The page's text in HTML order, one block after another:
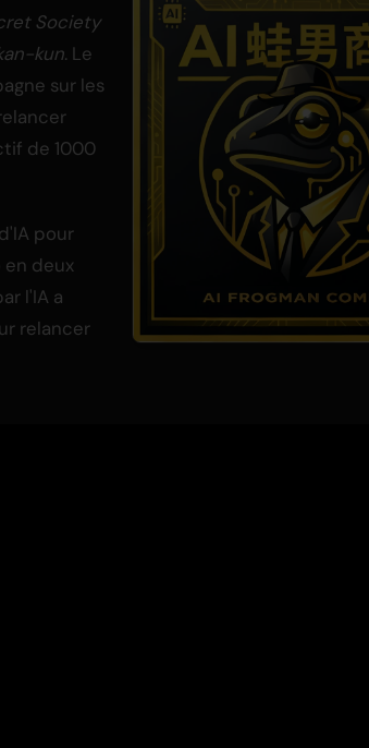
Society
kun. Le
sur les
de 1000
pour
deux
l'IA a
relancer